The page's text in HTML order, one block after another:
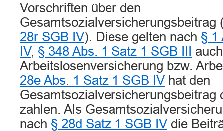
Vorschriften über den
Gesamtsozialversicherungsbeitrag
28r SGB IV). Diese gelten nach § 1
IV, § 348 Abs. 1 Satz 1 SGB III
Arbeitslosenversicherung bzw.
28e Abs. 1 Satz 1 SGB IV hat den
Gesamtsozialversicherungsbeitrag
zahlen. Als
nach § 28d Satz 1 SGB IV die